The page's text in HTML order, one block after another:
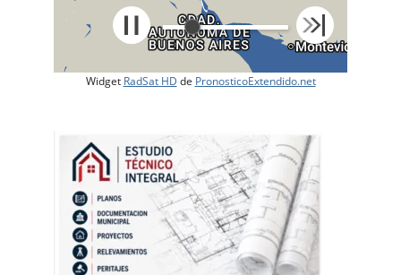
Widget RadSat HD de PronosticoExtendido.net